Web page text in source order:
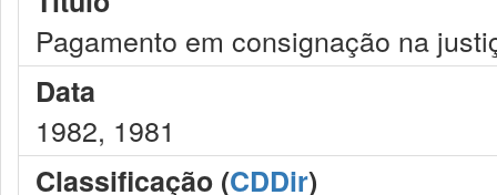
Pagamento em consignação na
Data
1982, 1981
Classificação (CDDir)